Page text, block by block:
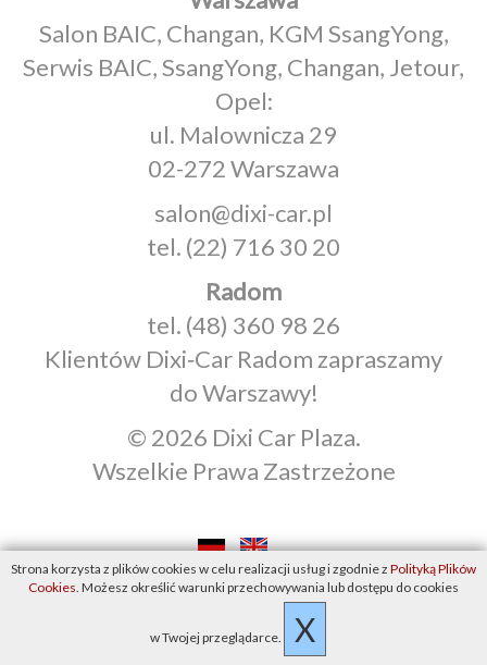
Salon BAIC, Changan, KGM SsangYong,
Serwis BAIC, SsangYong, Changan, Jetour,
Opel:
ul. Malownicza 29
02-272 Warszawa
salon@dixi-car.pl
tel. (22) 716 30 20
Radom
tel. (48) 360 98 26
Klientów Dixi‑Car Radom zapraszamy
do Warszawy!
© 2026 Dixi Car Plaza.
Wszelkie Prawa Zastrzeżone
Strona korzysta z plików cookies w celu realizacji usług i zgodnie z Polityką Plików
Cookies. Możesz określić warunki przechowywania lub dostępu do cookies
w Twojej przeglądarce. X